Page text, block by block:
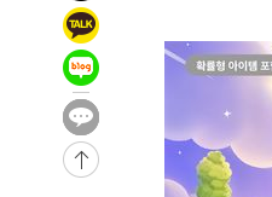
1시간 전 >
날씨]
2시간 전 >
축구협회 "압수수색
3시간 전 >
[속보]'압수수색·성
6시간 전 >
'최고 37도' 폭염 지
8시간 전 >
[속보]뉴욕증시 상
이란 "호르무즈